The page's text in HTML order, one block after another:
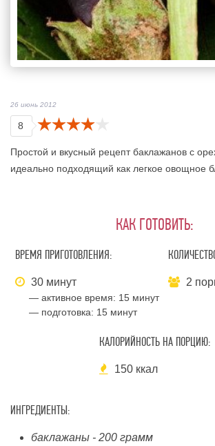
26 июнь 2012
8
Простой и вкусный рецепт баклажанов с
идеально подходящий как легкое овощное
КАК ГОТОВИТЬ:
ВРЕМЯ ПРИГОТОВЛЕНИЯ:
30 минут
— активное время: 15 минут
— подготовка: 15 минут
2
КАЛОРИЙНОСТЬ НА ПОРЦИЮ:
150 ккал
ИНГРЕДИЕНТЫ:
баклажаны - 200 грамм